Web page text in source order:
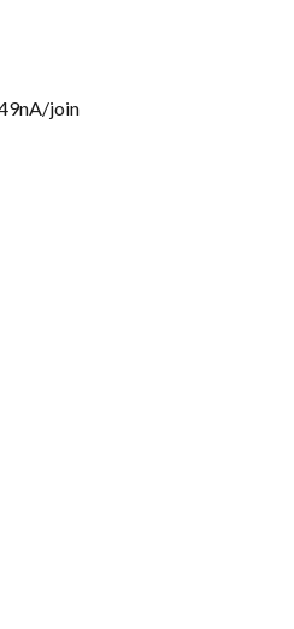
join